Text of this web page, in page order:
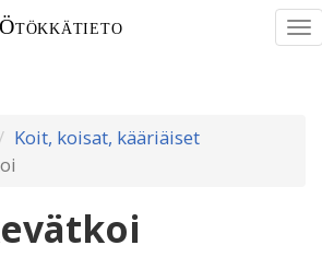
Ötökkätieto
Koit, koisat, kääriäiset